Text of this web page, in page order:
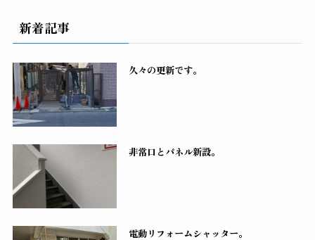
新着記事
久々の更新です。
非常口とパネル新設。
電動リフォームシャッター。